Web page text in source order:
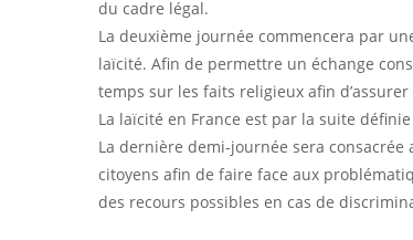
Hit enter to search or ESC to close
du cadre légal.
La deuxième journée commencera par
laïcité. Afin de permettre un échange
temps sur les faits religieux afin
La laïcité en France est par la suite
La dernière demi-journée sera
citoyens afin de faire face aux
des recours possibles en cas de